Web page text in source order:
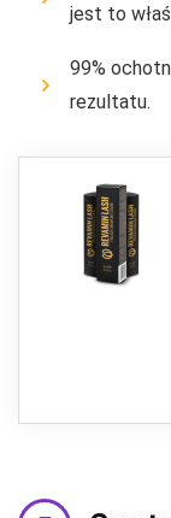
​​jest to
99%
rezultatu.